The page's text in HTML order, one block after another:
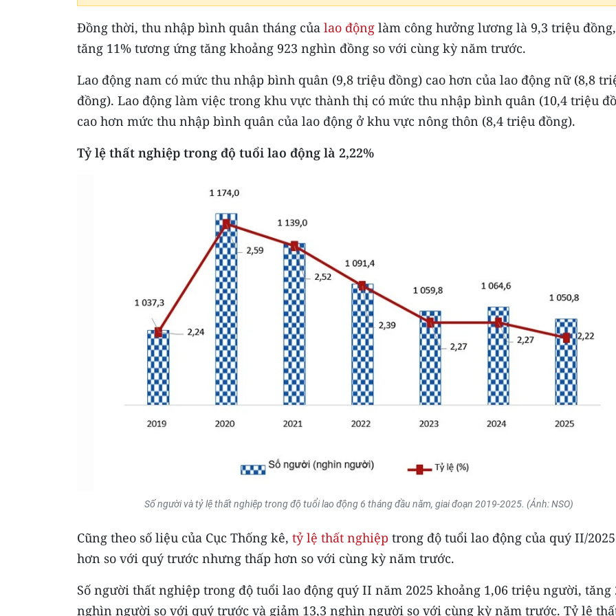
Đồng thời, thu nhập bình quân tháng của lao động làm công hưởng lương là 9,3 triệu đồng,
tăng 11% tương ứng tăng khoảng 923 nghìn đồng so với cùng kỳ năm trước.
Lao động nam có mức thu nhập bình quân (9,8 triệu đồng) cao hơn của lao động nữ (8,8
đồng). Lao động làm việc trong khu vực thành thị có mức thu nhập bình quân (10,4 triệu
cao hơn mức thu nhập bình quân của lao động ở khu vực nông thôn (8,4 triệu đồng).
Tỷ lệ thất nghiệp trong độ tuổi lao động là 2,22%
Số người và tỷ lệ thất nghiệp trong độ tuổi lao động 6 tháng đầu năm, giai đoạn 2019-2025. (Ảnh: NSO)
Cũng theo số liệu của Cục Thống kê, tỷ lệ thất nghiệp trong độ tuổi lao động của quý II/
hơn so với quý trước nhưng thấp hơn so với cùng kỳ năm trước.
Số người thất nghiệp trong độ tuổi lao động quý II năm 2025 khoảng 1,06 triệu người, tăng
nghìn người so với quý trước và giảm 13,3 nghìn người so với cùng kỳ năm trước. Tỷ lệ